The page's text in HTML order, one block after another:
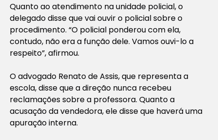
Quanto ao atendimento na unidade policial, o
delegado disse que vai ouvir o policial sobre o
procedimento. “O policial ponderou com ela,
contudo, não era a função dele. Vamos ouvi-lo a
respeito”, afirmou.
O advogado Renato de Assis, que representa a
escola, disse que a direção nunca recebeu
reclamações sobre a professora. Quanto a
acusação da vendedora, ele disse que haverá uma
apuração interna.